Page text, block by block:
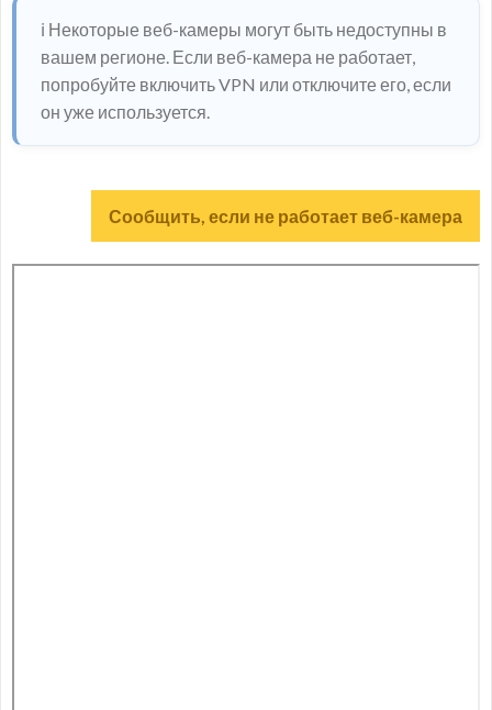
ℹ️ Некоторые веб-камеры могут быть недоступны в
вашем регионе. Если веб-камера не работает,
попробуйте включить VPN или отключите его, если
он уже используется.
Сообщить, если не работает веб-камера